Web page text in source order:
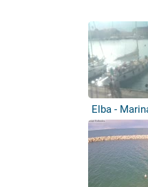
Elba -